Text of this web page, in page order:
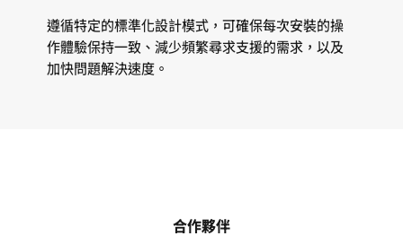
遵循特定的標準化設計模式，可確保每次安裝的操
作體驗保持一致、減少頻繁尋求支援的需求，以及
加快問題解決速度。
合作夥伴